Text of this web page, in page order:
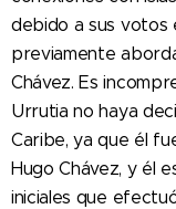
debido a sus votos
previamente
Chávez. Es
Urrutia no haya
Caribe, ya que él
Hugo Chávez, y él
iniciales que